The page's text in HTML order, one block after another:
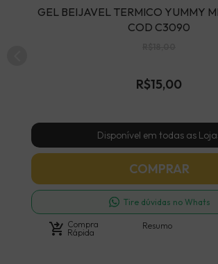
GEL BEIJAVEL TERMICO YUMMY
COD C3090
R$15,00
Disponível em todas as
COMPRAR
Tire dúvidas no Whats
shopping_cart_checkout Compra
Rápida
Resumo